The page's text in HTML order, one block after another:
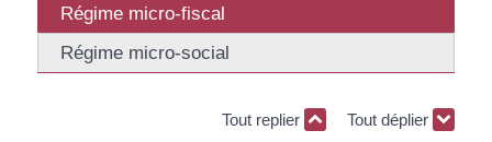
Régime micro-fiscal
Régime micro-social
Tout replier Tout déplier